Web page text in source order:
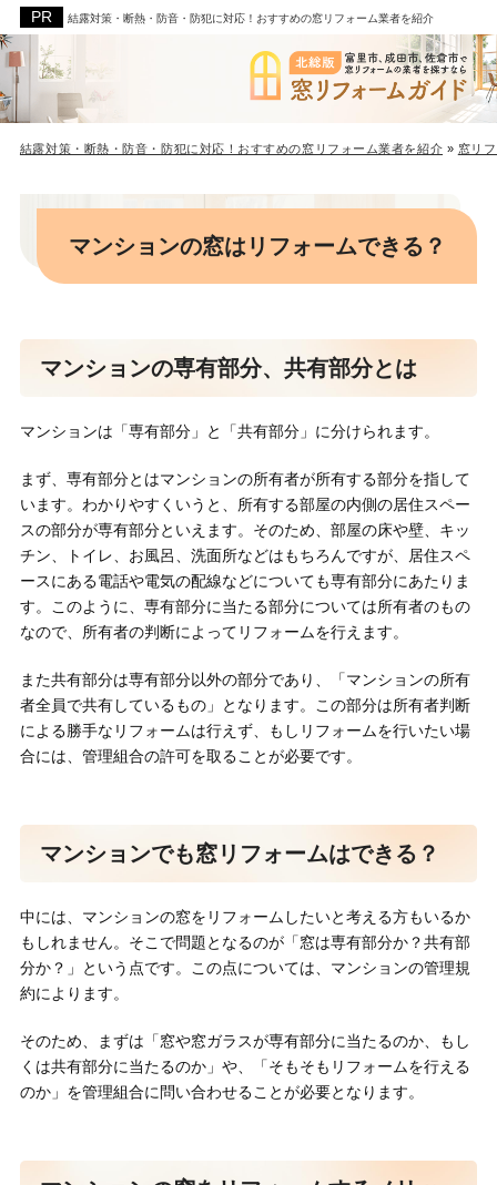
結露対策・断熱・防音・防犯に対応！おすすめの窓リフォーム業者を紹介
結露対策・断熱・防音・防犯に対応！おすすめの窓リフォーム業者を紹介 » 窓リ
マンションの窓はリフォームできる？
マンションの専有部分、共有部分とは
マンションは「専有部分」と「共有部分」に分けられます。
まず、専有部分とはマンションの所有者が所有する部分を指して
います。わかりやすくいうと、所有する部屋の内側の居住スペー
スの部分が専有部分といえます。そのため、部屋の床や壁、キッ
チン、トイレ、お風呂、洗面所などはもちろんですが、居住スペ
ースにある電話や電気の配線などについても専有部分にあたりま
す。このように、専有部分に当たる部分については所有者のもの
なので、所有者の判断によってリフォームを行えます。
また共有部分は専有部分以外の部分であり、「マンションの所有
者全員で共有しているもの」となります。この部分は所有者判断
による勝手なリフォームは行えず、もしリフォームを行いたい場
合には、管理組合の許可を取ることが必要です。
マンションでも窓リフォームはできる？
中には、マンションの窓をリフォームしたいと考える方もいるか
もしれません。そこで問題となるのが「窓は専有部分か？共有部
分か？」という点です。この点については、マンションの管理規
約によります。
そのため、まずは「窓や窓ガラスが専有部分に当たるのか、もし
くは共有部分に当たるのか」や、「そもそもリフォームを行える
のか」を管理組合に問い合わせることが必要となります。